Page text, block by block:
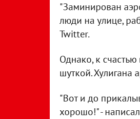
"Заминирован
люди на улице,
Twitter.
Однако, к
шуткой. Хулигана
"Вот и до
хорошо!" -